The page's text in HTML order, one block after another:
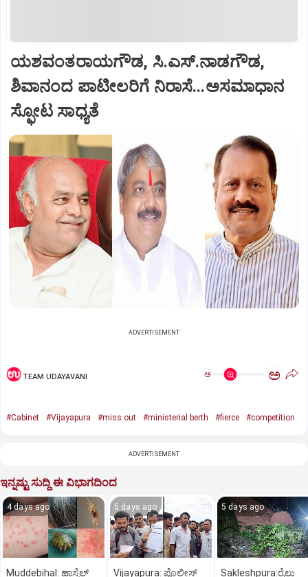
ಯಶವಂತರಾಯಗೌಡ, ಸಿ.ಎಸ್‌.ನಾಡಗೌಡ,
ಶಿವಾನಂದ ಪಾಟೀಲರಿಗೆ ನಿರಾಸೆ...ಅಸಮಾಧಾನ
ಸ್ಫೋಟ ಸಾಧ್ಯತೆ
ADVERTISEMENT
TEAM UDAYAVANI ಅ ಅ
#Cabinet #Vijayapura #miss out #ministerial berth #fierce #competition
ADVERTISEMENT
ಇನ್ನಷ್ಟು ಸುದ್ದಿ ಈ ವಿಭಾಗದಿಂದ
4 days ago
Muddebihal: ಹಾಸ್ಟೆಲ್
5 days ago
Vijayapura: ಪೊಲೀಸ್
5 days ago
Sakleshpura:ರೈಲು